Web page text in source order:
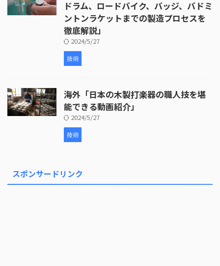
ドラム、ロードバイク、バッジ、バドミ
ントンラケットまでの製造プロセスを
徹底解説」
2024/5/27
技術
海外「日本の木製打楽器の職人技を堪
能できる動画紹介」
2024/5/27
技術
スポンサードリンク